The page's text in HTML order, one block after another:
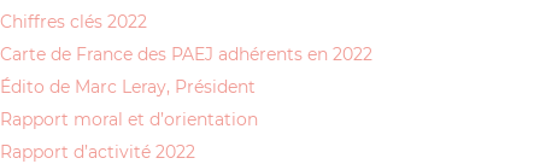
Chiffres clés 2022
Carte de France des PAEJ adhérents en 2022
Édito de Marc Leray, Président
Rapport moral et d’orientation
Rapport d’activité 2022